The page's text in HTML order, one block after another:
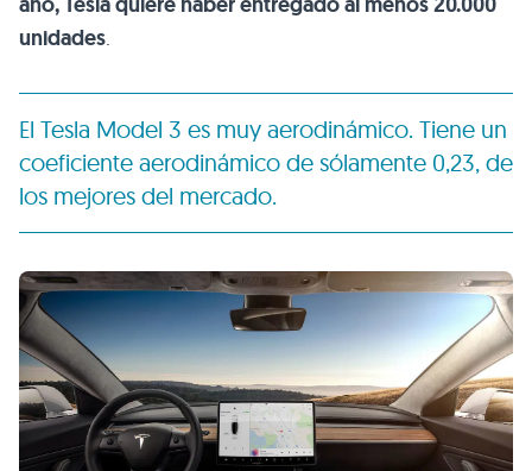
unidades.
El Tesla Model 3 es muy aerodinámico. Tiene un
coeficiente aerodinámico de sólamente 0,23, de
los mejores del mercado.